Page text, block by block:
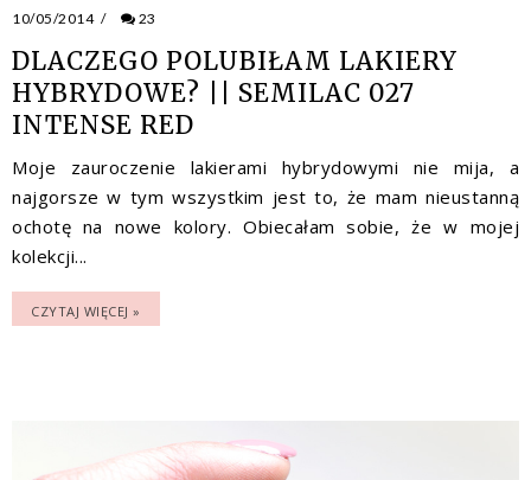
10/05/2014 / 23
DLACZEGO POLUBIŁAM LAKIERY
HYBRYDOWE? || SEMILAC 027
INTENSE RED
Moje zauroczenie lakierami hybrydowymi nie mija, a
najgorsze w tym wszystkim jest to, że mam nieustanną
ochotę na nowe kolory. Obiecałam sobie, że w mojej
kolekcji...
CZYTAJ WIĘCEJ »